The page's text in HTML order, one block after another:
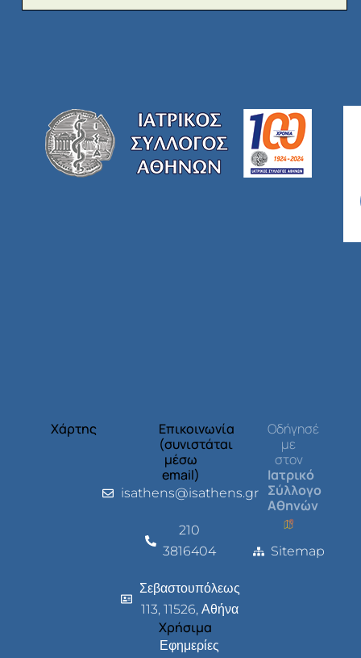
Χάρτης
Επικοινωνία
(συνιστάται
μέσω
email)
isathens@isathens.gr
210
3816404
Σεβαστουπόλεως
113, 11526, Αθήνα
Χρήσιμα
Εφημερίες
Οδήγησέ
με
στον
Ιατρικό
Σύλλογο
Αθηνών
Sitemap